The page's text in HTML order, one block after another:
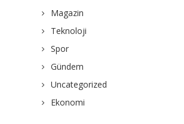
Magazin
Teknoloji
Spor
Gündem
Uncategorized
Ekonomi